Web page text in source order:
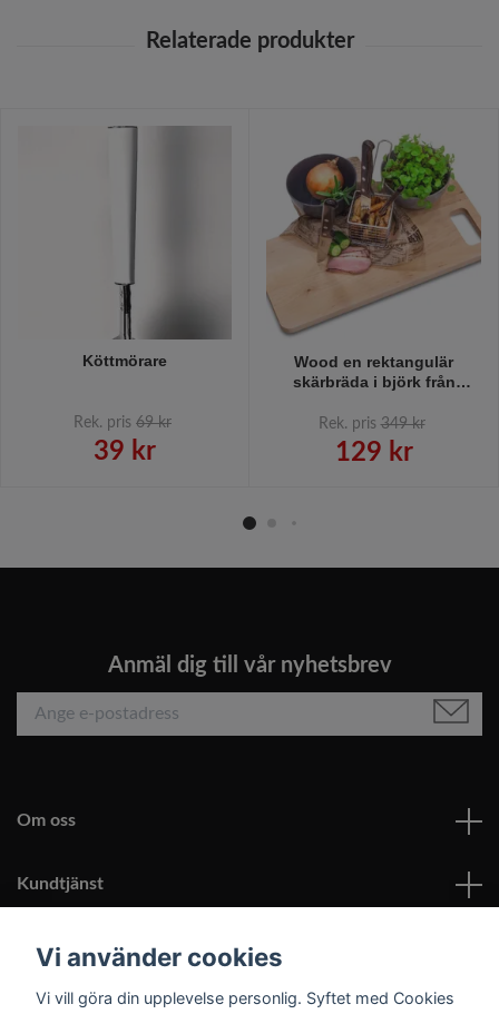
Köttmörare
Rek. pris 69 kr
39 kr
Wood en rektangulär
skärbräda i björk från
cm.
Rek. pris 349 kr
129 kr
Anmäl dig till vår nyhetsbrev
Om oss
Kundtjänst
Läs mer
Vi använder cookies
Vi vill göra din upplevelse personlig. Syftet med Cookies